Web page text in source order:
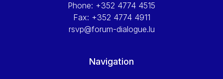
Yossi Beillin
Yves FRANCHET
Phone: +352 4774 4515
Fax: +352 4774 4911
rsvp@forum-dialogue.lu
Navigation